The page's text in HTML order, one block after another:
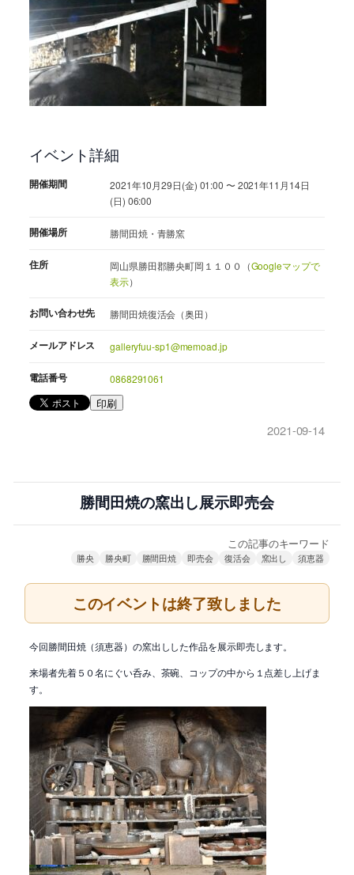
イベント詳細
開催期間
2021年10月29日(金) 01:00 〜 2021年11月14日
(日) 06:00
開催場所 勝間田焼・青勝窯
住所 岡山県勝田郡勝央町岡１１００（Googleマップで
表示）
お問い合わせ先 勝間田焼復活会（奥田）
メールアドレス galleryfuu-sp1@memoad.jp
電話番号 0868291061
印刷
2021-09-14
勝間田焼の窯出し展示即売会
この記事のキーワード
勝央 勝央町 勝間田焼 即売会 復活会 窯出し 須恵器
このイベントは終了致しました
今回勝間田焼（須恵器）の窯出しした作品を展示即売します。
来場者先着５０名にぐい呑み、茶碗、コップの中から１点差し上げま
す。